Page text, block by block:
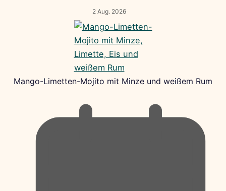
2 Aug. 2026
Mango-Limetten-Mojito mit Minze und weißem Rum